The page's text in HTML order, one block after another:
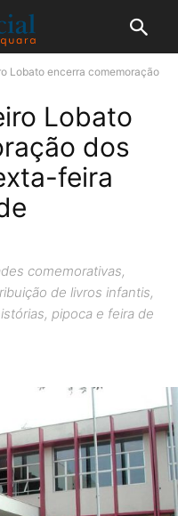
Lobato encerra comemoração
Lobato
dos
feira
comemorativas,
de livros infantis,
pipoca e feira de